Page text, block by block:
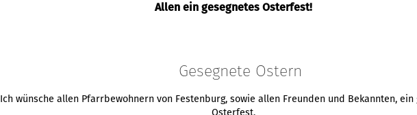
Allen ein gesegnetes Osterfest!
Gesegnete Ostern
Ich wünsche allen Pfarrbewohnern von Festenburg, sowie allen Freunden und Bekannten, ein
Osterfest.